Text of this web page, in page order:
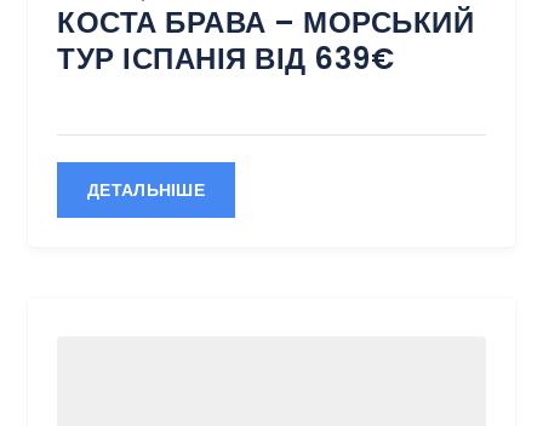
КОСТА БРАВА – МОРСЬКИЙ
ТУР ІСПАНІЯ ВІД 639€
ДЕТАЛЬНІШЕ